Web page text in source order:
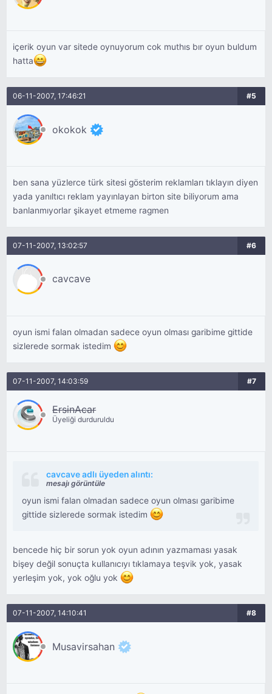
içerik oyun var sitede oynuyorum cok muthıs bır oyun buldum
hatta
06-11-2007, 17:46:21 #5
okokok
ben sana yüzlerce türk sitesi gösterim reklamları tıklayın diyen
yada yanıltıcı reklam yayınlayan birton site biliyorum ama
banlanmıyorlar şikayet etmeme ragmen
07-11-2007, 13:02:57 #6
cavcave
oyun ismi falan olmadan sadece oyun olması garibime gittide
sizlerede sormak istedim
07-11-2007, 14:03:59 #7
ErsinAcar
Üyeliği durduruldu
cavcave adlı üyeden alıntı:
mesajı görüntüle
oyun ismi falan olmadan sadece oyun olması garibime
gittide sizlerede sormak istedim
bencede hiç bir sorun yok oyun adının yazmaması yasak
bişey değil sonuçta kullanıcıyı tıklamaya teşvik yok, yasak
yerleşim yok, yok oğlu yok
07-11-2007, 14:10:41 #8
Musavirsahan